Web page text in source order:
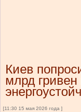
Киев
млрд гривен
[11:30 15 мая 2026 года ]